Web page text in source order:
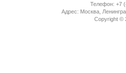
Телефон: +7
Адрес: Москва,
Copyright ©